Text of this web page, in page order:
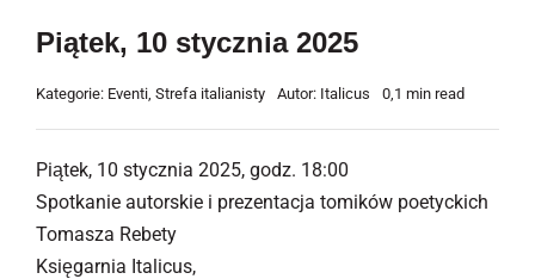
Piątek, 10 stycznia 2025
Kategorie: Eventi, Strefa italianisty Autor: Italicus 0,1 min read
Piątek, 10 stycznia 2025, godz. 18:00
Spotkanie autorskie i prezentacja tomików poetyckich
Tomasza Rebety
Księgarnia Italicus,